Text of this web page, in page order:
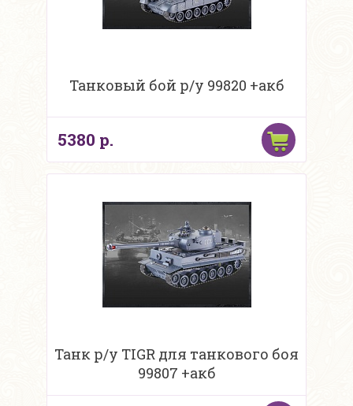
Танковый бой р/у 99820 +акб
5380 р.
Танк р/у TIGR для танкового боя
99807 +акб